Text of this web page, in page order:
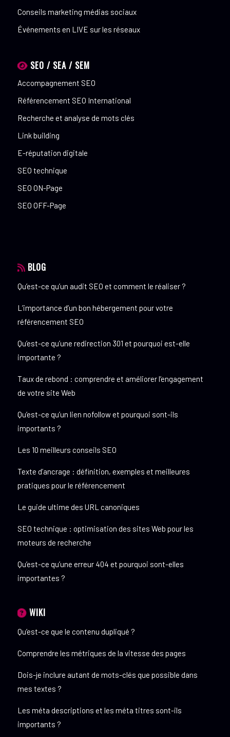
Conseils marketing médias sociaux
Événements en LIVE sur les réseaux
SEO / SEA / SEM
Accompagnement SEO
Référencement SEO International
Recherche et analyse de mots clés
Link building
E-réputation digitale
SEO technique
SEO ON-Page
SEO OFF-Page
BLOG
Qu’est-ce qu’un audit SEO et comment le réaliser ?
L’importance d’un bon hébergement pour votre
référencement SEO
Qu’est-ce qu’une redirection 301 et pourquoi est-elle
importante ?
Taux de rebond : comprendre et améliorer l’engagement
de votre site Web
Qu’est-ce qu’un lien nofollow et pourquoi sont-ils
importants ?
Les 10 meilleurs conseils SEO
Texte d’ancrage : définition, exemples et meilleures
pratiques pour le référencement
Le guide ultime des URL canoniques
SEO technique : optimisation des sites Web pour les
moteurs de recherche
Qu’est-ce qu’une erreur 404 et pourquoi sont-elles
importantes ?
WIKI
Qu’est-ce que le contenu dupliqué ?
Comprendre les métriques de la vitesse des pages
Dois-je inclure autant de mots-clés que possible dans
mes textes ?
Les méta descriptions et les méta titres sont-ils
importants ?